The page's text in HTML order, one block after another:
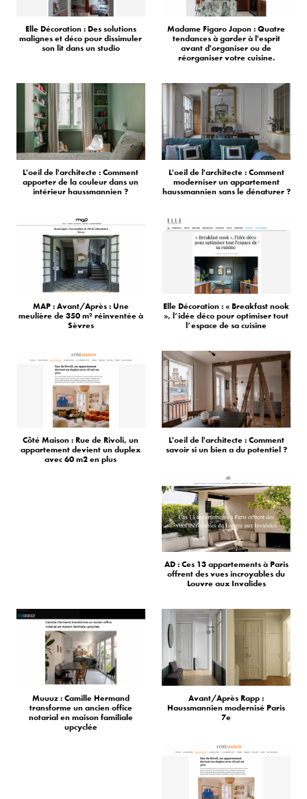
Elle Décoration : Des solutions
malignes et déco pour dissimuler
son lit dans un studio
Madame Figaro Japon : Quatre
tendances à garder à l'esprit
avant d'organiser ou de
réorganiser votre cuisine.
L'oeil de l'architecte : Comment
apporter de la couleur dans un
intérieur haussmannien ?
L'oeil de l'architecte : Comment
moderniser un appartement
haussmannien sans le dénaturer ?
MAP : Avant/Après : Une
meulière de 350 m² réinventée à
Sèvres
Elle Décoration : « Breakfast nook
», l’idée déco pour optimiser tout
l’espace de sa cuisine
Côté Maison : Rue de Rivoli, un
appartement devient un duplex
avec 60 m2 en plus
L'oeil de l'architecte : Comment
savoir si un bien a du potentiel ?
AD : Ces 13 appartements à Paris
offrent des vues incroyables du
Louvre aux Invalides
Muuuz : Camille Hermand
transforme un ancien office
notarial en maison familiale
upcyclée
Avant/Après Rapp :
Haussmannien modernisé Paris
7e